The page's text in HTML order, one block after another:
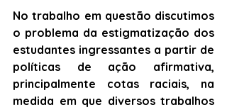
No trabalho em questão discutimos
o problema da estigmatização dos
estudantes ingressantes a partir de
políticas de ação afirmativa,
principalmente cotas raciais, na
medida em que diversos trabalhos